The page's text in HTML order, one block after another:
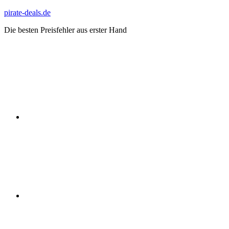
Zum
springen
pirate-deals.de
Die besten Preisfehler aus erster Hand